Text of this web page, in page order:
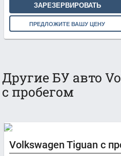
ЗАРЕЗЕРВИРОВАТЬ
ПРЕДЛОЖИТЕ ВАШУ ЦЕНУ
Другие БУ авто
с пробегом
Volkswagen Tiguan с